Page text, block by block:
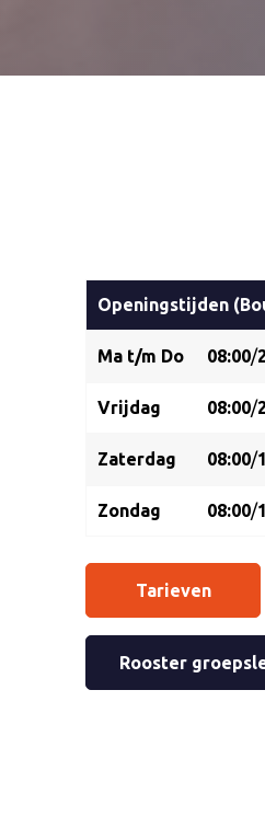
Openingstijden
Ma t/m Do 08:00/
Vrijdag 08:00/
Zaterdag 08:00/
Zondag 08:00/
Tarieven
Rooster